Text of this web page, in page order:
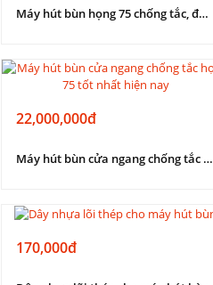
Máy hút bùn họng 75 chống tắc, động cơ 7,5kw Toàn Phát 3pha
22,000,000đ
Máy hút bùn cửa ngang chống tắc họng 75 tốt nhất hiện nay
170,000đ